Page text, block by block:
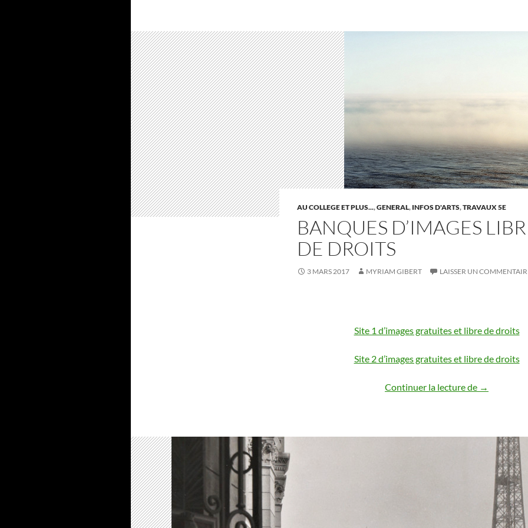
AU COLLEGE ET PLUS...,GENERAL, INFOS D'ARTS,TRAVAUX 5E
BANQUES D’IMAGES
DE DROITS
3 MARS 2017 MYRIAM GIBERT LAISSER UN
Site 1 d’images gratuites et libre de droits
Site 2 d’images gratuites et libre de droits
Continuer la lecture de BANQUES
→